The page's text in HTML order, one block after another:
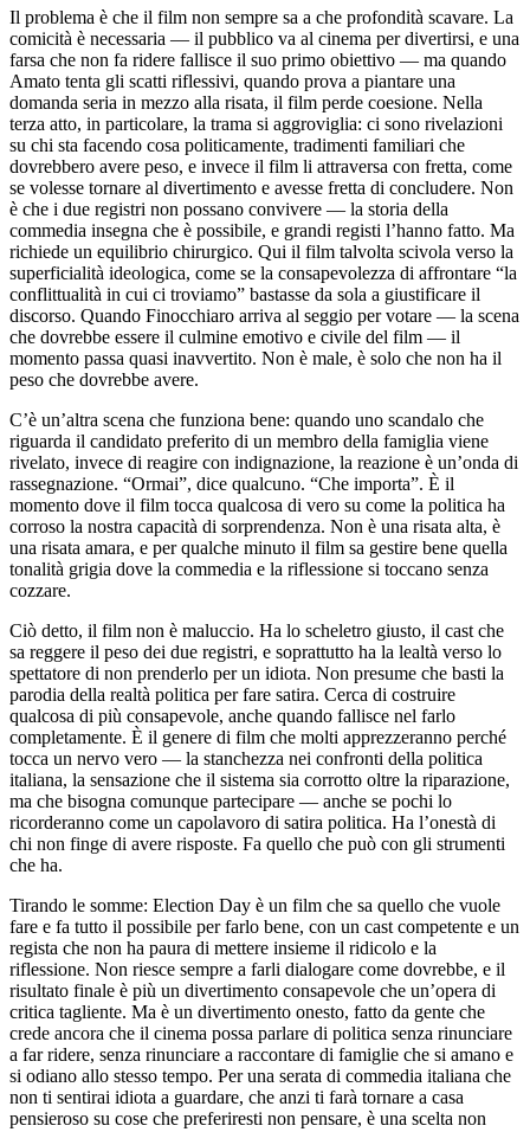
Il problema è che il film non sempre sa a che profondità scavare. La
comicità è necessaria — il pubblico va al cinema per divertirsi, e una
farsa che non fa ridere fallisce il suo primo obiettivo — ma quando
Amato tenta gli scatti riflessivi, quando prova a piantare una
domanda seria in mezzo alla risata, il film perde coesione. Nella
terza atto, in particolare, la trama si aggroviglia: ci sono rivelazioni
su chi sta facendo cosa politicamente, tradimenti familiari che
dovrebbero avere peso, e invece il film li attraversa con fretta, come
se volesse tornare al divertimento e avesse fretta di concludere. Non
è che i due registri non possano convivere — la storia della
commedia insegna che è possibile, e grandi registi l’hanno fatto. Ma
richiede un equilibrio chirurgico. Qui il film talvolta scivola verso la
superficialità ideologica, come se la consapevolezza di affrontare “la
conflittualità in cui ci troviamo” bastasse da sola a giustificare il
discorso. Quando Finocchiaro arriva al seggio per votare — la scena
che dovrebbe essere il culmine emotivo e civile del film — il
momento passa quasi inavvertito. Non è male, è solo che non ha il
peso che dovrebbe avere.
C’è un’altra scena che funziona bene: quando uno scandalo che
riguarda il candidato preferito di un membro della famiglia viene
rivelato, invece di reagire con indignazione, la reazione è un’onda di
rassegnazione. “Ormai”, dice qualcuno. “Che importa”. È il
momento dove il film tocca qualcosa di vero su come la politica ha
corroso la nostra capacità di sorprendenza. Non è una risata alta, è
una risata amara, e per qualche minuto il film sa gestire bene quella
tonalità grigia dove la commedia e la riflessione si toccano senza
cozzare.
Ciò detto, il film non è maluccio. Ha lo scheletro giusto, il cast che
sa reggere il peso dei due registri, e soprattutto ha la lealtà verso lo
spettatore di non prenderlo per un idiota. Non presume che basti la
parodia della realtà politica per fare satira. Cerca di costruire
qualcosa di più consapevole, anche quando fallisce nel farlo
completamente. È il genere di film che molti apprezzeranno perché
tocca un nervo vero — la stanchezza nei confronti della politica
italiana, la sensazione che il sistema sia corrotto oltre la riparazione,
ma che bisogna comunque partecipare — anche se pochi lo
ricorderanno come un capolavoro di satira politica. Ha l’onestà di
chi non finge di avere risposte. Fa quello che può con gli strumenti
che ha.
Tirando le somme: Election Day è un film che sa quello che vuole
fare e fa tutto il possibile per farlo bene, con un cast competente e un
regista che non ha paura di mettere insieme il ridicolo e la
riflessione. Non riesce sempre a farli dialogare come dovrebbe, e il
risultato finale è più un divertimento consapevole che un’opera di
critica tagliente. Ma è un divertimento onesto, fatto da gente che
crede ancora che il cinema possa parlare di politica senza rinunciare
a far ridere, senza rinunciare a raccontare di famiglie che si amano e
si odiano allo stesso tempo. Per una serata di commedia italiana che
non ti sentirai idiota a guardare, che anzi ti farà tornare a casa
pensieroso su cose che preferiresti non pensare, è una scelta non